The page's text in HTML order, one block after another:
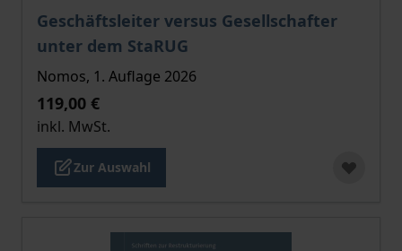
Geschäftsleiter versus Gesellschafter
unter dem StaRUG
Der Preis dieses Titels richtet sich nach der
Nomos, 1. Auflage 2026
119,00 €
inkl. MwSt.
Zur Auswahl